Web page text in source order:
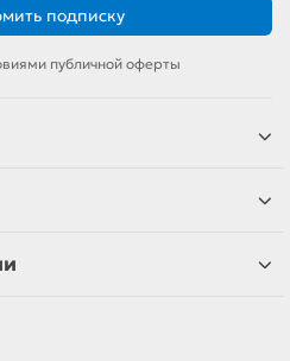
подписку
публичной оферты